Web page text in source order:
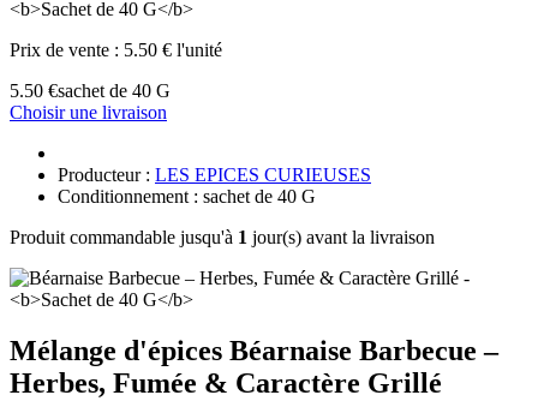
Prix de vente : 5.50 € l'unité
5.50 €sachet de 40 G
Choisir une livraison
Producteur : LES EPICES CURIEUSES
Conditionnement : sachet de 40 G
Produit commandable jusqu'à 1 jour(s) avant la livraison
Mélange d'épices Béarnaise Barbecue –
Herbes, Fumée & Caractère Grillé